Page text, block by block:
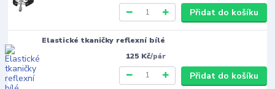
Přidat do košíku
Elastické tkaničky reflexní bílé
125 Kč/pár
Přidat do košíku